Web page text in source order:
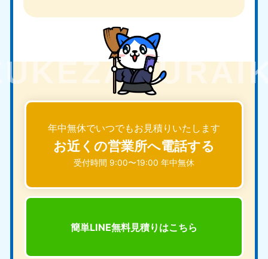
年中無休でいつでもお見積りいたします
お近くの営業所へ電話する
受付時間 9:00〜19:00 年中無休
簡単LINE無料見積りはこちら